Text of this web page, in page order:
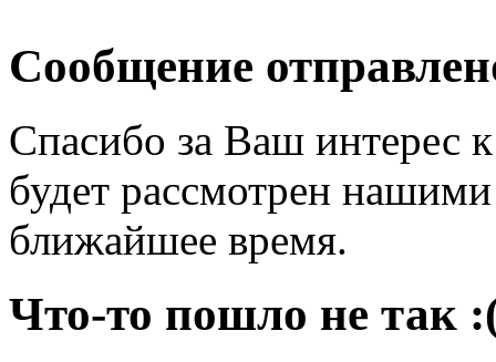
Сообщение
Спасибо за Ваш интерес
будет рассмотрен
ближайшее время.
Что-то пошло не так